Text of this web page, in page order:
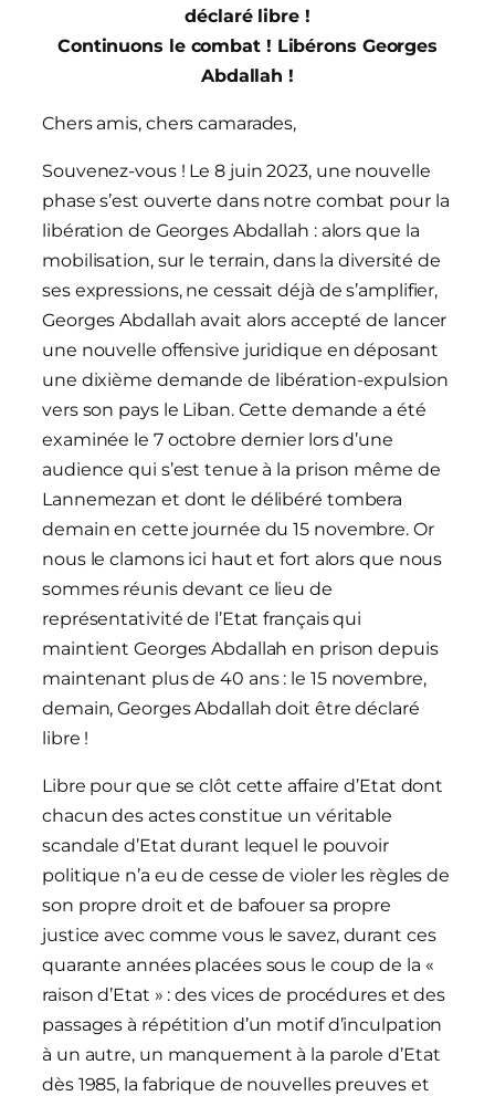
déclaré libre !
Continuons le combat ! Libérons Georges
Abdallah !
Chers amis, chers camarades,
Souvenez-vous ! Le 8 juin 2023, une nouvelle
phase s’est ouverte dans notre combat pour la
libération de Georges Abdallah : alors que la
mobilisation, sur le terrain, dans la diversité de
ses expressions, ne cessait déjà de s’amplifier,
Georges Abdallah avait alors accepté de lancer
une nouvelle offensive juridique en déposant
une dixième demande de libération-expulsion
vers son pays le Liban. Cette demande a été
examinée le 7 octobre dernier lors d’une
audience qui s’est tenue à la prison même de
Lannemezan et dont le délibéré tombera
demain en cette journée du 15 novembre. Or
nous le clamons ici haut et fort alors que nous
sommes réunis devant ce lieu de
représentativité de l’Etat français qui
maintient Georges Abdallah en prison depuis
maintenant plus de 40 ans : le 15 novembre,
demain, Georges Abdallah doit être déclaré
libre !
Libre pour que se clôt cette affaire d’Etat dont
chacun des actes constitue un véritable
scandale d’Etat durant lequel le pouvoir
politique n’a eu de cesse de violer les règles de
son propre droit et de bafouer sa propre
justice avec comme vous le savez, durant ces
quarante années placées sous le coup de la «
raison d’Etat » : des vices de procédures et des
passages à répétition d’un motif d’inculpation
à un autre, un manquement à la parole d’Etat
dès 1985, la fabrique de nouvelles preuves et